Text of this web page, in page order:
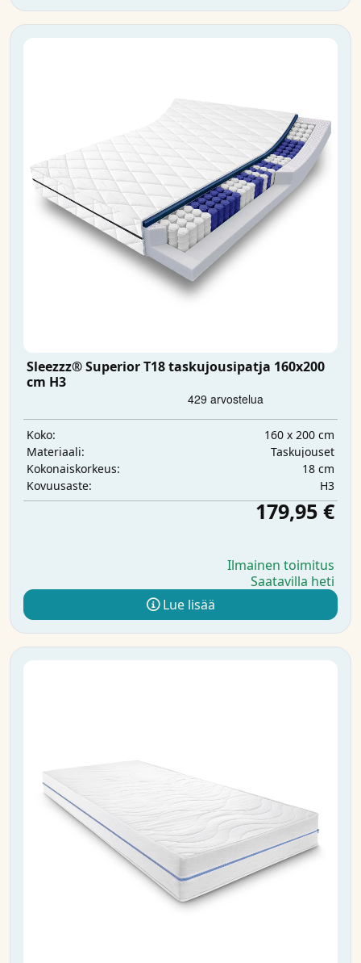
Sleezzz® Superior T18 taskujousipatja 160x200
cm H3
Koko:
160 x 200 cm
Materiaali:
Taskujouset
Kokonaiskorkeus:
18 cm
Kovuusaste:
H3
179,95 €
Ilmainen toimitus
Saatavilla heti
Lue lisää